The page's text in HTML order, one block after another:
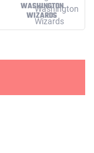
WASHINGTON
WIZARDS